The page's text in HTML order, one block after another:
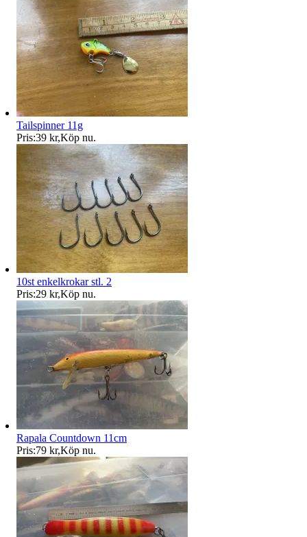
Tailspinner 11g
Pris:39 kr,Köp nu.
10st enkelkrokar stl. 2
Pris:29 kr,Köp nu.
Rapala Countdown 11cm
Pris:79 kr,Köp nu.